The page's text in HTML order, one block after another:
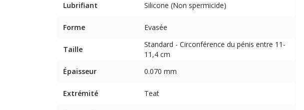
Lubrifiant Silicone (Non spermicide)
Forme Evasée
Taille
Standard - Circonférence du pénis entre 11-
11,4 cm
Épaisseur
0.070 mm
Extrémité Teat